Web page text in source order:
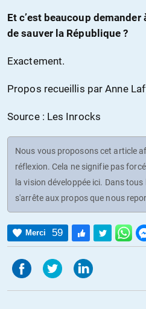
Et c’est beaucoup
de sauver la République ?
Exactement.
Propos recueillis par Anne
Source : Les Inrocks
Nous vous proposons cet article
réflexion. Cela ne signifie pas
la vision développée ici. Dans
s'arrête aux propos que nous
Merci 59